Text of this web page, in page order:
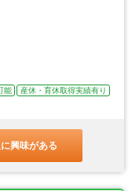
能
産休・育休取得実績有り
興味がある